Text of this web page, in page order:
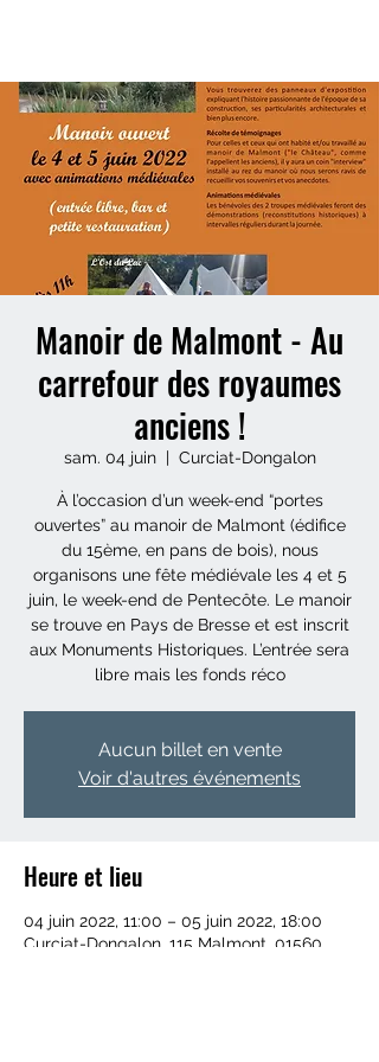
Manoir de Malmont - Au
carrefour des royaumes
anciens !
sam. 04 juin
  |
Curciat-Dongalon
À l’occasion d’un week-end “portes
ouvertes” au manoir de Malmont (édifice
du 15ème, en pans de bois), nous
organisons une fête médiévale les 4 et 5
juin, le week-end de Pentecôte. Le manoir
se trouve en Pays de Bresse et est inscrit
aux Monuments Historiques. L’entrée sera
libre mais les fonds réco
Aucun billet en vente
Voir d'autres événements
Heure et lieu
04 juin 2022, 11:00 – 05 juin 2022, 18:00
Curciat-Dongalon, 115 Malmont, 01560